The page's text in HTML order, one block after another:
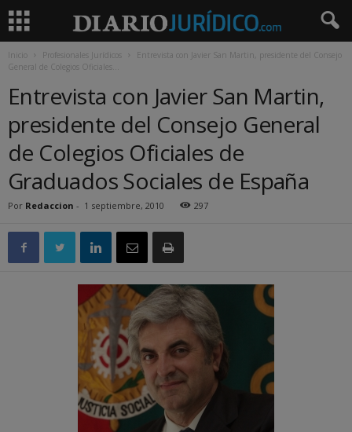
Inicio Profesionales Jurídicos
Entrevista con Javier San Martin, presidente del Consejo
General de Colegios Oficiales...
Entrevista con Javier San Martin,
presidente del Consejo General
de Colegios Oficiales de
Graduados Sociales de España
Por Redaccion - 1 septiembre, 2010 297